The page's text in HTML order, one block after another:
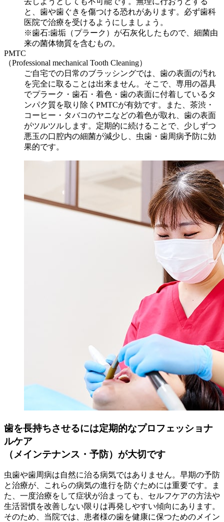
と、歯や歯ぐきを傷つける恐れがあります。必ず歯科
医院で治療を受けるようにしましょう。
※歯石:歯垢（プラーク）が石灰化したもので、細菌由
来の菌体物質を含むもの。
PMTC
（Professional mechanical Tooth Cleaning）
ご自宅での日常のブラッシングでは、歯の表面の汚れ
を完全に取ることは出来ません。そこで、専用の器具
でプラーク・歯石・着色・歯の表面に付着しているタ
ンパク質を取り除くPMTCが有効です。また、茶渋・
コーヒー・タバコのヤニなどの着色が取れ、歯の表面
がツルツルします。定期的に続けることで、少しずつ
悪玉の口腔内の細菌が減少し、虫歯・歯周病予防に効
果的です。
歯を長持ちさせるには定期的なプロフェッショナ
ルケア
（メインテナンス・予防）が大切です
虫歯や歯周病は自然に治る病気ではありません。早期の予防
と治療が、これらの病気の進行を防ぐためには重要です。ま
た、一度治療をして症状が治まっても、セルフケアの方法や
生活習慣を改善しない限りは再発しやすい傾向にあります。
そのため、当院では、患者様の歯を健康に保つためのメイン